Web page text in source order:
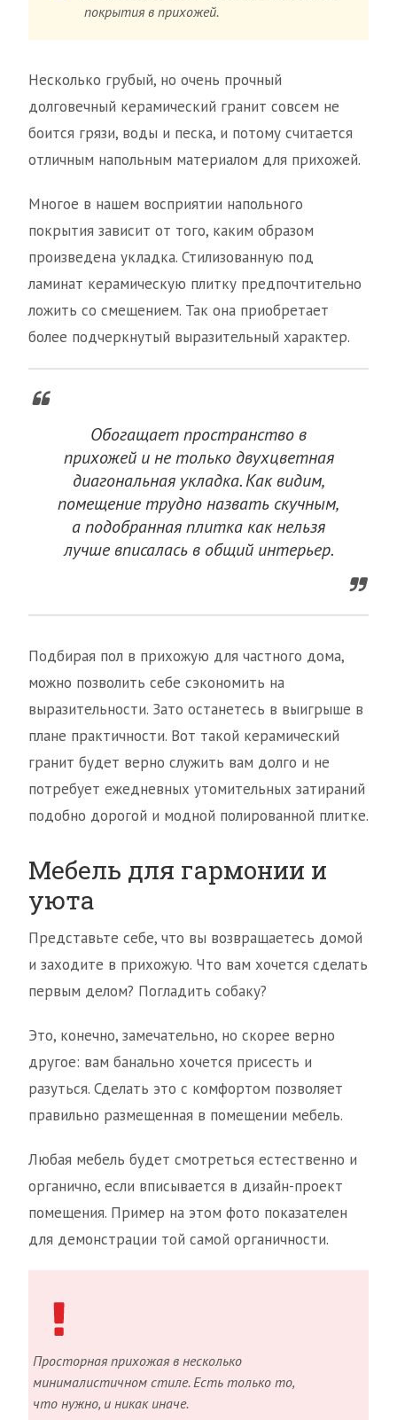
покрытия в прихожей.
Несколько грубый, но очень прочный
долговечный керамический гранит совсем не
боится грязи, воды и песка, и потому считается
отличным напольным материалом для прихожей.
Многое в нашем восприятии напольного
покрытия зависит от того, каким образом
произведена укладка. Стилизованную под
ламинат керамическую плитку предпочтительно
ложить со смещением. Так она приобретает
более подчеркнутый выразительный характер.
Обогащает пространство в
прихожей и не только двухцветная
диагональная укладка. Как видим,
помещение трудно назвать скучным,
а подобранная плитка как нельзя
лучше вписалась в общий интерьер.
Подбирая пол в прихожую для частного дома,
можно позволить себе сэкономить на
выразительности. Зато останетесь в выигрыше в
плане практичности. Вот такой керамический
гранит будет верно служить вам долго и не
потребует ежедневных утомительных затираний
подобно дорогой и модной полированной плитке.
Мебель для гармонии и
уюта
Представьте себе, что вы возвращаетесь домой
и заходите в прихожую. Что вам хочется сделать
первым делом? Погладить собаку?
Это, конечно, замечательно, но скорее верно
другое: вам банально хочется присесть и
разуться. Сделать это с комфортом позволяет
правильно размещенная в помещении мебель.
Любая мебель будет смотреться естественно и
органично, если вписывается в дизайн-проект
помещения. Пример на этом фото показателен
для демонстрации той самой органичности.
Просторная прихожая в несколько
минималистичном стиле. Есть только то,
что нужно, и никак иначе.